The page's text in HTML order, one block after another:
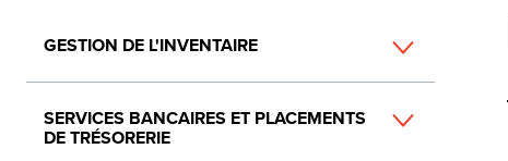
Main
navigation
GESTION DE L'INVENTAIRE
SERVICES BANCAIRES ET PLACEMENTS
DE TRÉSORERIE